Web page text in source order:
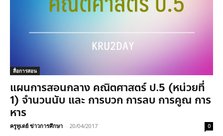
สื่อการสอน
แผนการสอนกลาง คณิตศาสตร์ ป.5 (หน่วยที่
1) จำนวนนับ และ การบวก การลบ การคูณ การ
หาร
ครูทูเดย์ ข่าวการศึกษา - 20/04/2017 0